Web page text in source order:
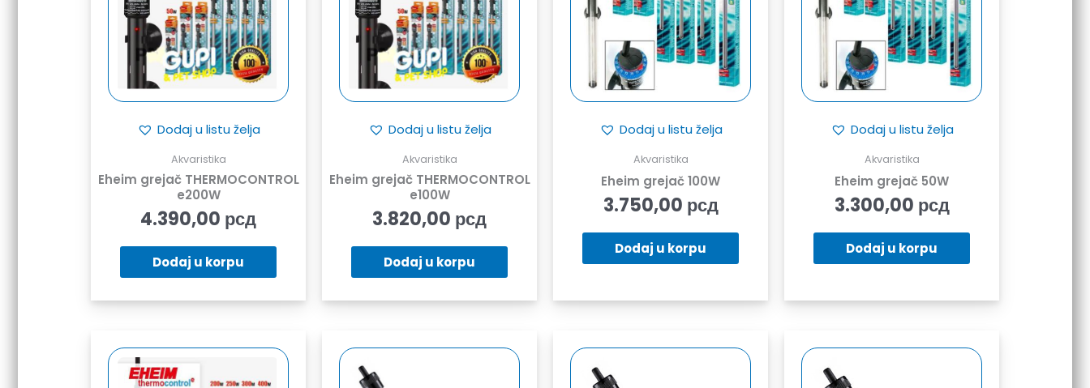
Dodaj u listu želja
Akvaristika
Eheim grejač THERMOCONTROL
e200W
4.390,00 рсд
Dodaj u korpu
Dodaj u listu želja
Akvaristika
Eheim grejač THERMOCONTROL
e100W
3.820,00 рсд
Dodaj u korpu
Dodaj u listu želja
Akvaristika
Eheim grejač 100W
3.750,00 рсд
Dodaj u korpu
Dodaj u listu želja
Akvaristika
Eheim grejač 50W
3.300,00 рсд
Dodaj u korpu